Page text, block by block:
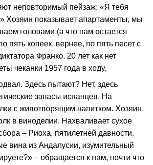
неповторимый пейзаж: «Я тебя
Хозяин показывает апартаменты, мы
головами (а что нам остается
пять копеек, вернее, по пять песет с
Франко. 20 лет как нет
чеканки 1957 года в ходу.
Здесь пытают? Нет, здесь
запасы испанцев. На
с животворящим напитком. Хозяин,
в виноделии. Нахваливает сухое
– Риоха, пятилетней давности.
вина из Андалусии, изумительный
– обращается к нам, почти что